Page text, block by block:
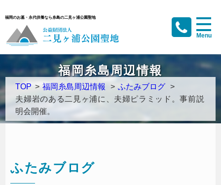
福岡のお墓・永代供養なら糸島の二見ヶ浦公園聖地
福岡糸島周辺情報
TOP > 福岡糸島周辺情報 > ふたみブログ
>
夫婦岩のある二見ヶ浦に、夫婦ピラミッド。事前説
明会開催。
ふたみブログ